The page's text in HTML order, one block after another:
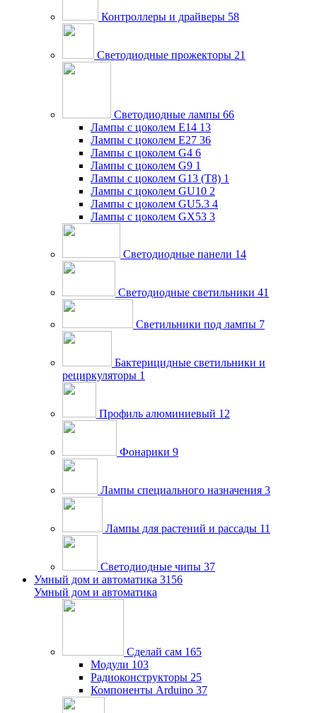
Контроллеры и драйверы 58
Светодиодные прожекторы 21
Светодиодные лампы 66
Лампы с цоколем E14 13
Лампы с цоколем E27 36
Лампы с цоколем G4 6
Лампы с цоколем G9 1
Лампы с цоколем G13 (Т8) 1
Лампы с цоколем GU10 2
Лампы с цоколем GU5.3 4
Лампы с цоколем GX53 3
Светодиодные панели 14
Светодиодные светильники 41
Светильники под лампы 7
Бактерицидные светильники и
рециркуляторы 1
Профиль алюминиевый 12
Фонарики 9
Лампы специального назначения 3
Лампы для растений и рассады 11
Светодиодные чипы 37
Умный дом и автоматика 3156
Умный дом и автоматика
Сделай сам 165
Модули 103
Радиоконструкторы 25
Компоненты Arduino 37